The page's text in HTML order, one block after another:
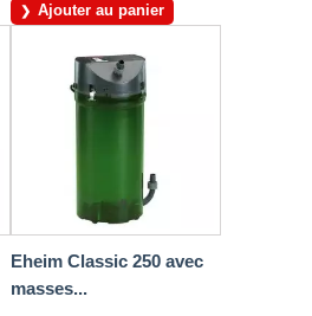
Ajouter au panier
Eheim Classic 250 avec
masses...